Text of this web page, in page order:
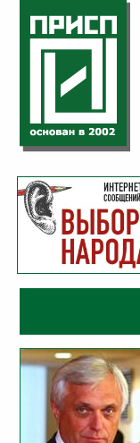
Категория:
Комментарии